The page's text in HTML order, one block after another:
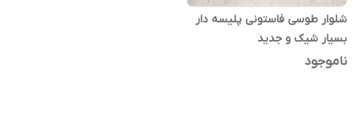
شلوار طوسی فاستونی پلیسه دار
بسیار شیک و‌ جدید
ناموجود